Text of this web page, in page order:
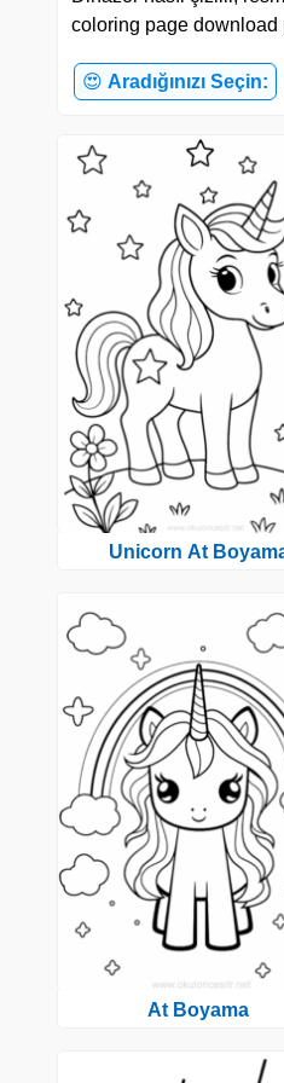
coloring page download
😍 Aradığınızı Seçin:
Unicorn At
At Boyama